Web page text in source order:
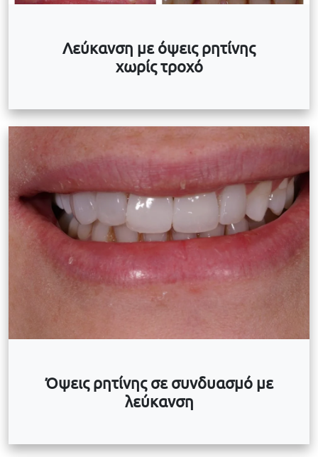
Λεύκανση με όψεις ρητίνης
χωρίς τροχό
Όψεις ρητίνης σε συνδυασμό με
λεύκανση